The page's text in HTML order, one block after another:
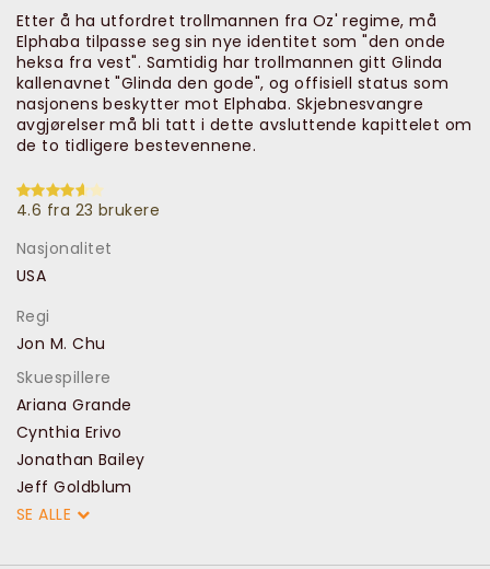
Etter å ha utfordret trollmannen fra Oz' regime, må
Elphaba tilpasse seg sin nye identitet som "den onde
heksa fra vest". Samtidig har trollmannen gitt Glinda
kallenavnet "Glinda den gode", og offisiell status som
nasjonens beskytter mot Elphaba. Skjebnesvangre
avgjørelser må bli tatt i dette avsluttende kapittelet om
de to tidligere bestevennene.
4.6 fra 23 brukere
Nasjonalitet
USA
Regi
Jon M. Chu
Skuespillere
Ariana Grande
Cynthia Erivo
Jonathan Bailey
Jeff Goldblum
SE ALLE